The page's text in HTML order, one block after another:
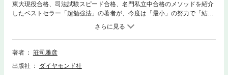
東大現役合格、司法試験スピード合格、名門私立中合格のメソッドを紹介
したベストセラー「超勉強法」の著者が、今度は「最小」の努力で「結
果」を出すことだけにこだわって書き上げた勉強本です。司法試験やスキ
ルアップで試験を受けるビジネスパーソンはもちろん、中・高・大学受験
を控えた学生にも使える方法満載です！
著者
荘司雅彦
出版社
ダイヤモンド社